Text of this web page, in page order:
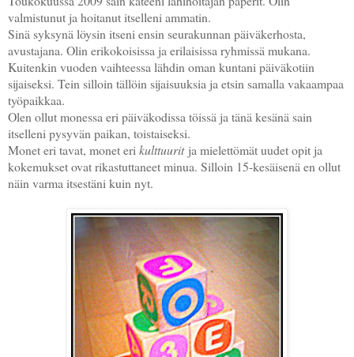
valmistunut ja hoitanut itselleni ammatin.
Sinä syksynä löysin itseni ensin seurakunnan päiväkerhosta,
avustajana. Olin erikokoisissa ja erilaisissa ryhmissä mukana.
Kuitenkin vuoden vaihteessa lähdin oman kuntani päiväkotiin
sijaiseksi. Tein silloin tällöin sijaisuuksia ja etsin samalla vakaampaa
työpaikkaa.
Olen ollut monessa eri päiväkodissa töissä ja tänä kesänä sain
itselleni pysyvän paikan, toistaiseksi.
Monet eri tavat, monet eri kulttuuritja mielettömät uudet opit ja
kokemukset ovat rikastuttaneet minua. Silloin 15-kesäisenä en ollut
näin varma itsestäni kuin nyt.